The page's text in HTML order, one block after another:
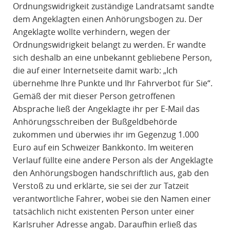
Ordnungswidrigkeit zuständige Landratsamt sandte
dem Angeklagten einen Anhörungsbogen zu. Der
Angeklagte wollte verhindern, wegen der
Ordnungswidrigkeit belangt zu werden. Er wandte
sich deshalb an eine unbekannt gebliebene Person,
die auf einer Internetseite damit warb: „Ich
übernehme Ihre Punkte und Ihr Fahrverbot für Sie“.
Gemäß der mit dieser Person getroffenen
Absprache ließ der Angeklagte ihr per E-Mail das
Anhörungsschreiben der Bußgeldbehörde
zukommen und überwies ihr im Gegenzug 1.000
Euro auf ein Schweizer Bankkonto. Im weiteren
Verlauf füllte eine andere Person als der Angeklagte
den Anhörungsbogen handschriftlich aus, gab den
Verstoß zu und erklärte, sie sei der zur Tatzeit
verantwortliche Fahrer, wobei sie den Namen einer
tatsächlich nicht existenten Person unter einer
Karlsruher Adresse angab. Daraufhin erließ das